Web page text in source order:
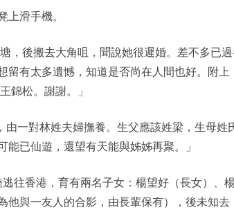
滑手機。
，後搬去大角咀，聞說她很遲婚。差不多已
有太多遺憾，知道是否尚在人間也好。附上
錦松。謝謝。」
一對林姓夫婦撫養。生父應該姓梁，生母姓
已仙遊，還望有天能與姊姊再聚。」
往香港，育有兩名子女：楊望好（長女）、
他與一友人的合影，由長輩保有），後未知去